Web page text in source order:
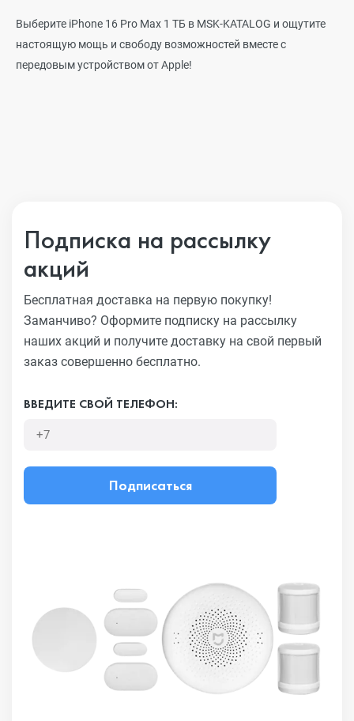
Выберите iPhone 16 Pro Max 1 ТБ в MSK-KATALOG и ощутите
настоящую мощь и свободу возможностей вместе с
передовым устройством от Apple!
Подписка на рассылку
акций
Бесплатная доставка на первую покупку!
Заманчиво? Оформите подписку на рассылку
наших акций и получите доставку на свой первый
заказ совершенно бесплатно.
ВВЕДИТЕ СВОЙ ТЕЛЕФОН:
Подписаться